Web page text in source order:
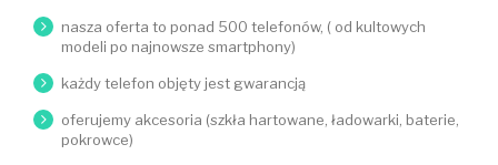
nasza oferta to ponad 500 telefonów, ( od kultowych
modeli po najnowsze smartphony)
każdy telefon objęty jest gwarancją
oferujemy akcesoria (szkła hartowane, ładowarki, baterie,
pokrowce)